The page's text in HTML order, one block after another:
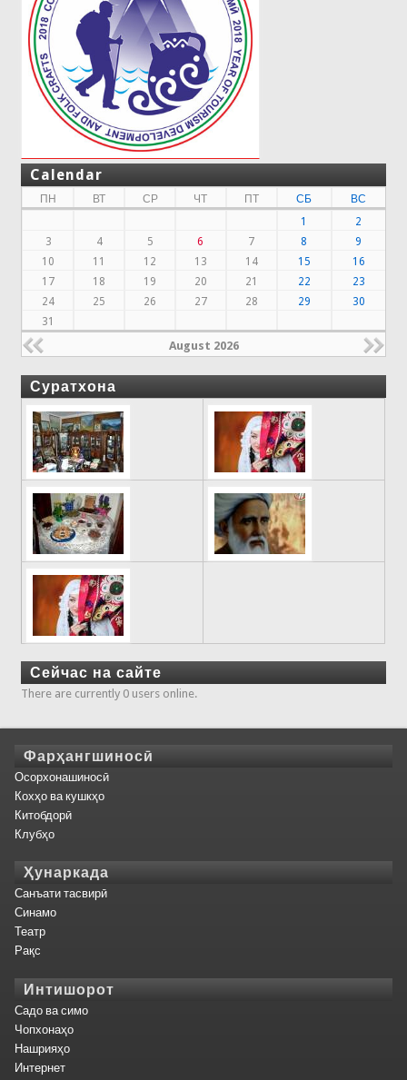
Calendar
ПН ВТ СР ЧТ ПТ СБ
ВС
1
2
3
4 5 6 7 8
9
10
11 12 13 14 15
16
17
18 19 20 21 22
23
24
25 26 27 28 29
30
31
August 2026
Суратхона
Сейчас на сайте
There are currently 0 users online.
Фарҳангшиносӣ
Осорхонашиносӣ
Кохҳо ва кушкҳо
Китобдорӣ
Клубҳо
Ҳунаркада
Санъати тасвирӣ
Синамо
Театр
Рақс
Интишорот
Садо ва симо
Чопхонаҳо
Нашрияҳо
Интернет